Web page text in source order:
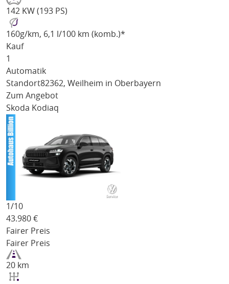
142 KW (193 PS)
160g/km, 6,1 l/100 km (komb.)*
Kauf
1
Automatik
Standort82362, Weilheim in Oberbayern
Zum Angebot
Skoda Kodiaq
1/10
43.980 €
Fairer Preis
Fairer Preis
20 km